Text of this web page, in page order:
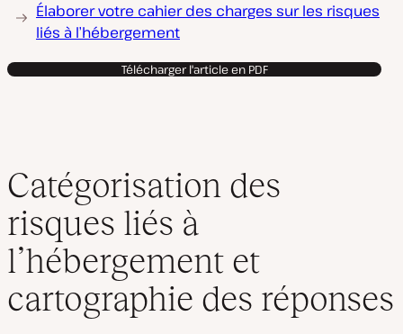
Élaborer votre cahier des charges sur les risques
liés à l’hébergement
Télécharger l'article en PDF
Catégorisation des
risques liés à
l’hébergement et
cartographie des réponses